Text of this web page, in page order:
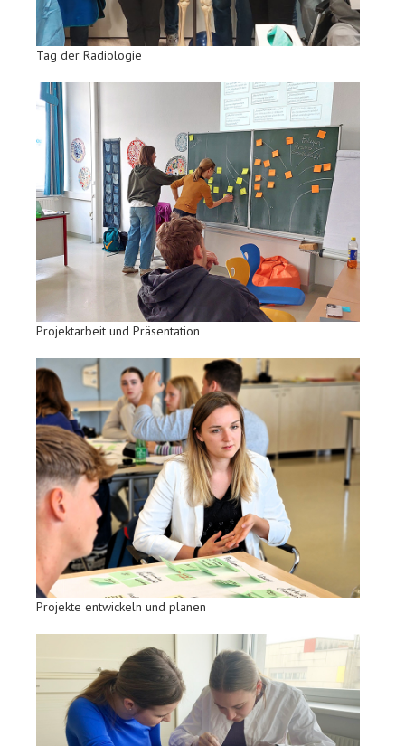
Tag der Radiologie
Projektarbeit und Präsentation
Projekte entwickeln und planen